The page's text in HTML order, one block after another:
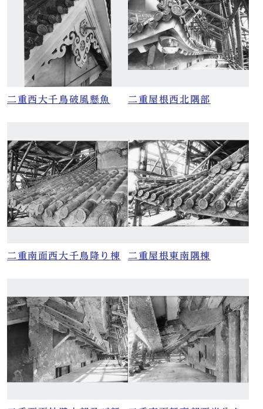
二重西大千鳥破風懸魚 二重屋根西北隅部
二重南面西大千鳥降り棟 二重屋根東南隅棟